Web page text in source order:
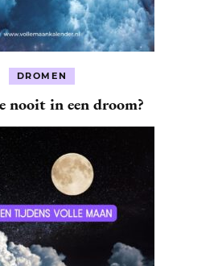
DROMEN
nooit in een droom?